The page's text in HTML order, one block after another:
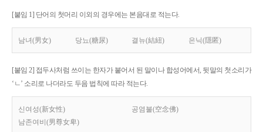
[붙임 1] 단어의 첫머리 이외의 경우에는 본음대로 적는다.
남녀(男女) 당뇨(糖尿) 결뉴(結紐) 은닉(隱匿)
[붙임 2] 접두사처럼 쓰이는 한자가 붙어서 된 말이나 합성어에서, 뒷말의 첫소리가
‘ㄴ’ 소리로 나더라도 두음 법칙에 따라 적는다.
신여성(新女性)
공염불(空念佛)
남존여비(男尊女卑)